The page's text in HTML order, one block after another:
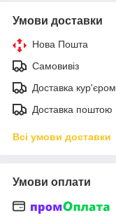
Умови доставки
Нова Пошта
Самовивіз
Доставка кур'єром
Доставка поштою
Всі умови доставки
Умови оплати